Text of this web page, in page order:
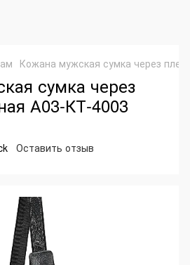
Кожана мужская сумка через
сумка через
А03-КТ-4003
Оставить отзыв